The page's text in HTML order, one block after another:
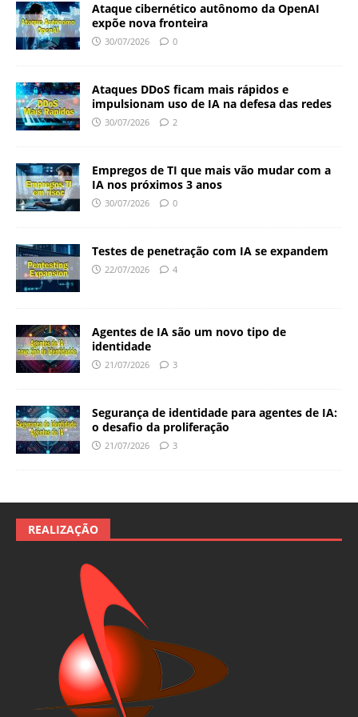
Ataque cibernético autônomo da OpenAI
expõe nova fronteira
30/07/2026 0
Ataques DDoS ficam mais rápidos e
impulsionam uso de IA na defesa das redes
30/07/2026 2
Empregos de TI que mais vão mudar com a
IA nos próximos 3 anos
30/07/2026 0
Testes de penetração com IA se expandem
22/07/2026 4
Agentes de IA são um novo tipo de
identidade
21/07/2026 3
Segurança de identidade para agentes de IA:
o desafio da proliferação
21/07/2026 3
REALIZAÇÃO